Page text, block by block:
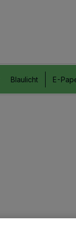
Blaulicht E-